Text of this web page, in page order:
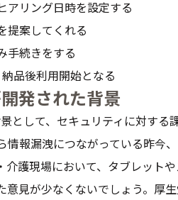
アリング日時を設定する
提案してくれる
手続きをする
品後利用開始となる
発された背景
として、セキュリティに対する
情報漏洩につながっている昨今
介護現場において、タブレット
意見が少なくないでしょう。厚